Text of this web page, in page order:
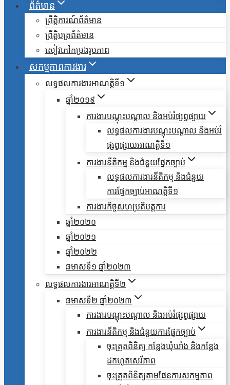
ព័ត៌មាន
ព្រឹត្តិការណ៍ព័ត៌មាន
ព្រឹត្តិបត្រព័ត៌មាន
សៀវភៅកម្រងរូបភាព
សកម្មភាពការងារ
លទ្ធផលការងារអាណត្តិទី១
ឆ្នាំ២០១៩
ការងារបណ្តុះបណ្តាល និងអប់រំផ្សព្វផ្សាយ
លទ្ធផលការងារបណ្តុះបណ្តាល និងអប់រំ
ផ្សព្វផ្សាយអាណត្តិទី១
ការងារនីតិកម្ម និងជំនួយផ្នែកច្បាប់
លទ្ធផលការងារនីតិកម្ម និងជំនួយ
ការផ្មែកច្បាប់អាណត្តិទី១
ការងារកិច្ចសហប្រតិបត្តការ
ឆ្នាំ២០២០
ឆ្នាំ២០២១
ឆ្នាំ២០២២
ឆមាសទី១ ឆ្នាំ២០២៣
លទ្ធផលការងារអាណត្តិទី២
ឆមាសទី២ ឆ្នាំ២០២៣
ការងារបណ្តុះបណ្តាល និងអប់រំផ្សព្វផ្សាយ
ការងារនីតិកម្ម និងជំនួយការផ្នែកច្បាប់
ចុះត្រួតពិនិត្យ កន្លែងឃុំឃាំង និងកន្លែង
ដកហូតសេរីភាព
ចុះត្រួតពិនិត្យតាមផែនការសកម្មភាព